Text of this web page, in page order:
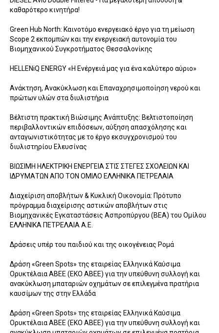
καθαρότερο κινητήρα!
Green Hub North: Καινοτόμο ενεργειακό έργο για τη μείωση
Scope 2 εκπομπών και την ενεργειακή αυτονομία του
Βιομηχανικού Συγκροτήματος Θεσσαλονίκης
HELLENiQ ENERGY «Η Ενέργειά μας για ένα καλύτερο αύριο»
Ανάκτηση, Ανακύκλωση και Επαναχρησιμοποίηση νερού και
πρώτων υλών στα διυλιστήρια
Βέλτιστη πρακτική Βιώσιμης Ανάπτυξης: Βελτιστοποίηση
περιβαλλοντικών επιδόσεων, αύξηση απασχόλησης και
ανταγωνιστικότητας με το έργο εκσυγχρονισμού του
διυλιστηρίου Ελευσίνας
ΒΙΩΣΙΜΗ ΗΛΕΚΤΡΙΚΗ ΕΝΕΡΓΕΙΑ ΣΤΙΣ ΣΤΕΓΕΣ ΣΧΟΛΕΙΩΝ ΚΑΙ
ΙΔΡΥΜΑΤΩΝ ΑΠΟ ΤΟΝ ΟΜΙΛΟ ΕΛΛΗΝΙΚΑ ΠΕΤΡΕΛΑΙΑ
Διαχείριση αποβλήτων & Κυκλική Οικονομία: Πρότυπο
πρόγραμμα διαχείρισης αστικών αποβλήτων στις
Βιομηχανικές Εγκαταστάσεις Ασπροπύργου (ΒΕΑ) του Ομίλου
ΕΛΛΗΝΙΚΑ ΠΕΤΡΕΛΑΙΑ Α.Ε.
Δράσεις υπέρ του παιδιού και της οικογένειας Ρομά
Δράση «Green Spots» της εταιρείας Ελληνικά Καύσιμα
Ορυκτέλαια ΑΒΕΕ (ΕΚΟ ΑΒΕΕ) για την υπεύθυνη συλλογή και
ανακύκλωση μπαταριών οχημάτων σε επιλεγμένα πρατήρια
καυσίμων της στην Ελλάδα
Δράση «Green Spots» της εταιρείας Ελληνικά Καύσιμα
Ορυκτέλαια ΑΒΕΕ (ΕΚΟ ΑΒΕΕ) για την υπεύθυνη συλλογή και